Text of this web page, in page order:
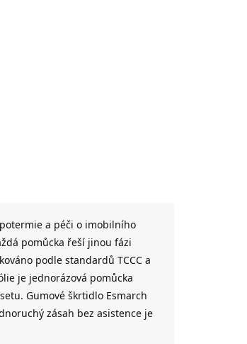
a péči o imobilního
pomůcka řeší jinou fázi
podle standardů TCCC a
je jednorázová pomůcka
Gumové škrtidlo Esmarch
zásah bez asistence je